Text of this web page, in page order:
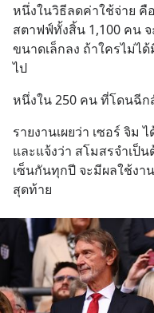
หนึ่งในวิธีลดค่าใช้จ่าย คื
สตาฟฟ์ทั้งสิ้น 1,100 คน
ขนาดเล็กลง ถ้าใครไม่ไ
ไป
หนึ่งใน 250 คน ที่โดนฉี
รายงานเผยว่า เซอร์ จิม
และแจ้งว่า สโมสรจำเ
เซ็นกันทุกปี จะมีผลใช้งา
สุดท้าย